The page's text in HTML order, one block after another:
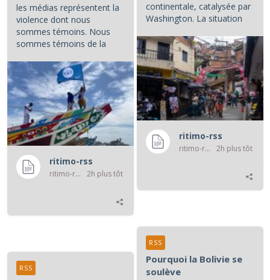
les médias représentent la
violence dont nous
sommes témoins. Nous
sommes témoins de la
ritimo-rss
ritimo-rss 2h plus tôt
continentale, catalysée par
Washington. La situation
ritimo-rss
ritimo-rss 2h plus tôt
Pourquoi la Bolivie se
soulève
RSS
RSS